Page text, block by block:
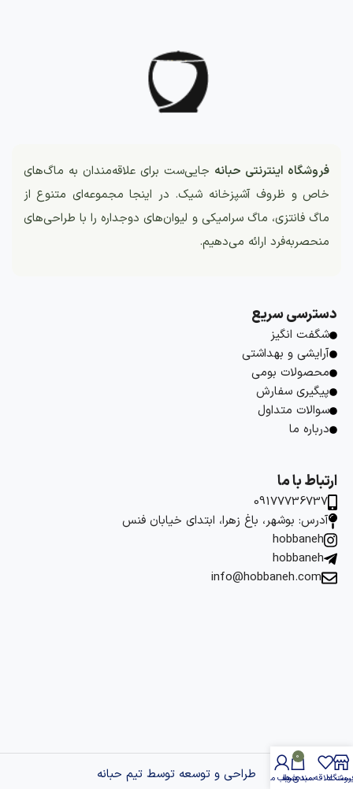
فروشگاه اینترنتی حبانه جایی‌ست برای علاقه‌مندان به ماگ‌های
خاص و ظروف آشپزخانه شیک. در اینجا مجموعه‌ای متنوع از
ماگ فانتزی، ماگ سرامیکی و لیوان‌های دوجداره را با طراحی‌های
منحصربه‌فرد ارائه می‌دهیم.
دسترسی سریع
شگفت انگیز
آرایشی و بهداشتی
محصولات بومی
پیگیری سفارش
سوالات متداول
درباره ما
ارتباط با ما
09177736737
آدرس: بوشهر، باغ زهرا، ابتدای خیابان فنس
hobbaneh
hobbaneh
info@hobbaneh.com
طراحی و توسعه توسط تیم حبانه علاقه مندی ها
0
سبد خرید
حساب من